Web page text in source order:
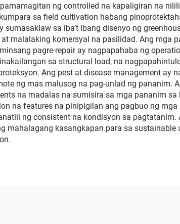
ng controlled na kapaligiran na
sa field cultivation habang
sumasaklaw sa iba’t ibang disenyo ng
malalaking komersyal na pasilidad. Ang mga
pagre-repair ay nagpapahaba ng
sa structural load, na
Ang pest at disease management ay
ng mas malusog na pag-unlad ng pananim.
na madalas na sumisira sa mga pananim
na features na pinipigilan ang pagbuo ng
ng consistent na kondisyon sa
mahalagang kasangkapan para sa